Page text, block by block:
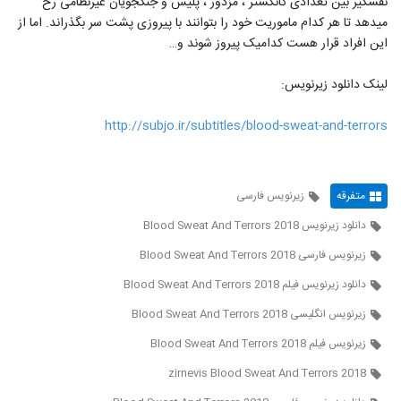
می‎دهد تا هر کدام ماموریت خود را بتوانند با پیروزی پشت سر بگذراند. اما از
این افراد قرار هست کدامیک پیروز شوند و…
لینک دانلود زیرنویس:
http://subjo.ir/subtitles/blood-sweat-and-terrors
متفرقه
زیرنویس فارسی
دانلود زیرنویس Blood Sweat And Terrors 2018
زیرنویس فارسی Blood Sweat And Terrors 2018
دانلود زیرنویس فیلم Blood Sweat And Terrors 2018
زیرنویس انگلیسی Blood Sweat And Terrors 2018
زیرنویس فیلم Blood Sweat And Terrors 2018
zirnevis Blood Sweat And Terrors 2018